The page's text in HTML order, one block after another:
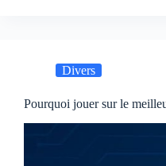
Divers
Pourquoi jouer sur le